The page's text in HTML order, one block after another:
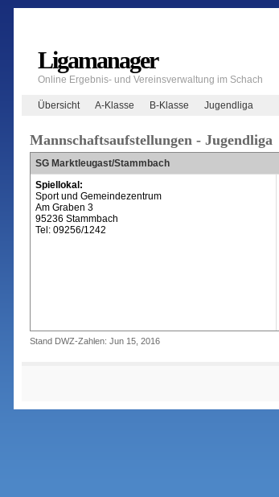
Ligamanager
Online Ergebnis- und Vereinsverwaltung im Schach
Übersicht A-Klasse B-Klasse Jugendliga
Mannschaftsaufstellungen - Jugendliga
SG Marktleugast/Stammbach
Spiellokal:
Sport und Gemeindezentrum
Am Graben 3
95236 Stammbach
Tel: 09256/1242
Stand DWZ-Zahlen: Jun 15, 2016